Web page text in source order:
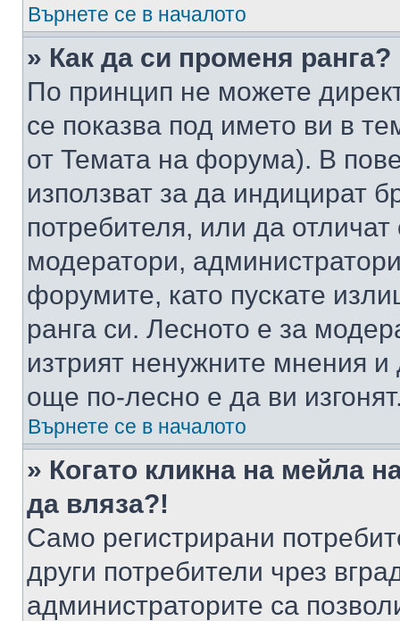
Върнете се в началото
» Как да си променя ранга?
По принцип не можете
се показва под името ви в
от Темата на форума). В
използват за да индицират
потребителя, или да
модератори,
форумите, като пускате
ранга си. Лесното е за
изтрият ненужните мнения
още по-лесно е да ви
Върнете се в началото
» Когато кликна на мейла
да вляза?!
Само регистрирани
други потребители чрез
администраторите са